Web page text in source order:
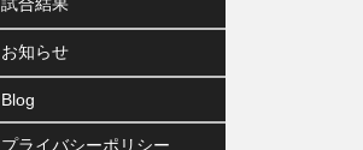
試合結果
お知らせ
Blog
プライバシーポリシー